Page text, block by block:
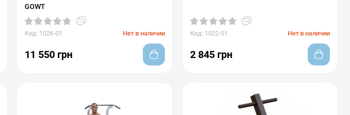
GOWT
Код: 1026-01 Нет в наличии
11 550 грн
Код: 1022-01 Нет в наличии
2 845 грн